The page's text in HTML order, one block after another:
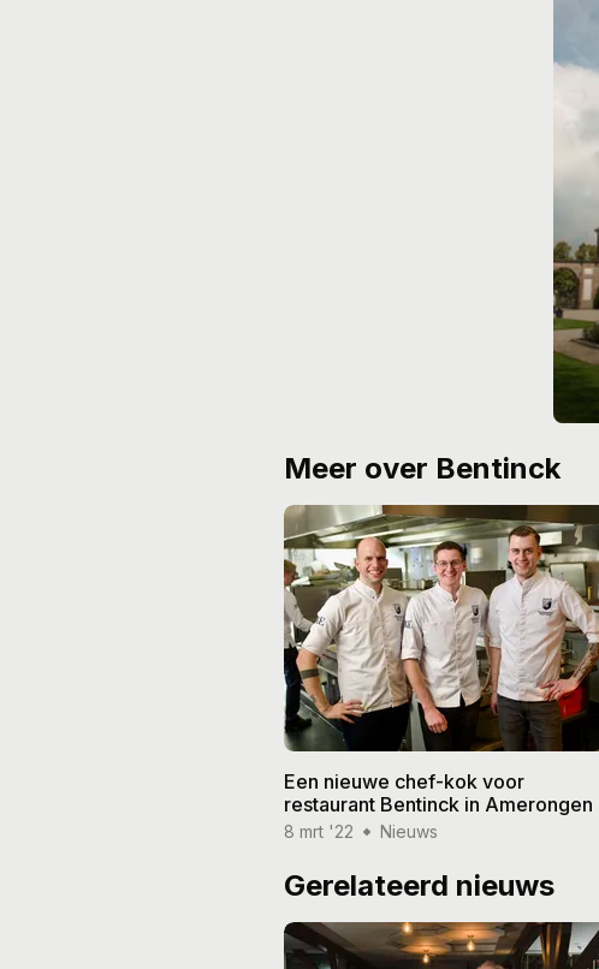
Meer over Bentinck
Een nieuwe chef-kok voor
restaurant Bentinck in Amerongen
8 mrt '22 Nieuws
Gerelateerd nieuws